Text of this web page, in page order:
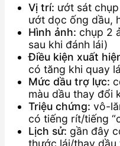
Vị trí: ướt sát
ướt dọc ống dầu,
Hình ảnh: chụp 2
sau khi đánh lái)
Điều kiện xuất
có tăng khi quay
Mức dầu trợ lực:
màu dầu thay đổi
Triệu chứng: vô-
có tiếng rít/tiếng
Lịch sử: gần đây
thước lái/thay